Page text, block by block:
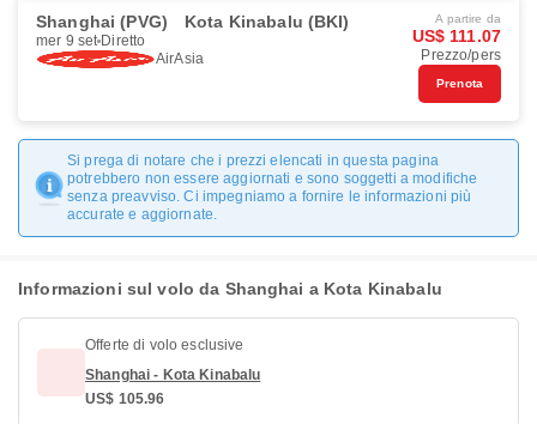
Shanghai (PVG) Kota Kinabalu (BKI)
mer 9 set Diretto
AirAsia
A partire da
US$ 111.07
Prezzo/pers
Prenota
Si prega di notare che i prezzi elencati in questa pagina
potrebbero non essere aggiornati e sono soggetti a modifiche
senza preavviso. Ci impegniamo a fornire le informazioni più
accurate e aggiornate.
Informazioni sul volo da Shanghai a Kota Kinabalu
Offerte di volo esclusive
Shanghai - Kota Kinabalu
US$ 105.96